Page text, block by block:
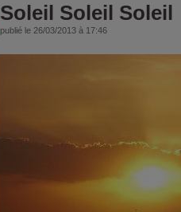
Soleil Soleil Soleil
publié le 26/03/2013 à 17:46